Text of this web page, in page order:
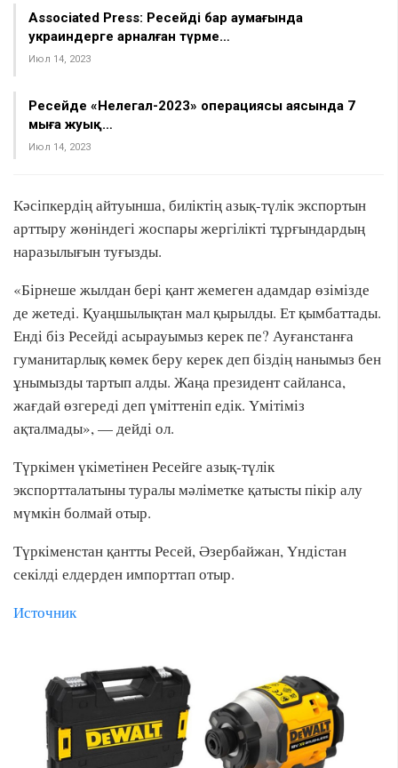
Associated Press: Ресейдің бар аумағында
украиндерге арналған түрме…
Июл 14, 2023
Ресейде «Нелегал-2023» операциясы аясында 7
мыңға жуық…
Июл 14, 2023
Кәсіпкердің айтуынша, биліктің азық-түлік экспортын
арттыру жөніндегі жоспары жергілікті тұрғындардың
наразылығын туғызды.
«Бірнеше жылдан бері қант жемеген адамдар өзімізде
де жетеді. Қуаңшылықтан мал қырылды. Ет қымбаттады.
Енді біз Ресейді асырауымыз керек пе? Ауғанстанға
гуманитарлық көмек беру керек деп біздің нанымыз бен
ұнымызды тартып алды. Жаңа президент сайланса,
жағдай өзгереді деп үміттеніп едік. Үмітіміз
ақталмады», — дейді ол.
Түркімен үкіметінен Ресейге азық-түлік
экспортталатыны туралы мәліметке қатысты пікір алу
мүмкін болмай отыр.
Түркіменстан қантты Ресей, Әзербайжан, Үндістан
секілді елдерден импорттап отыр.
Источник